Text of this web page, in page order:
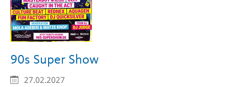
90s Super Show
27.02.2027